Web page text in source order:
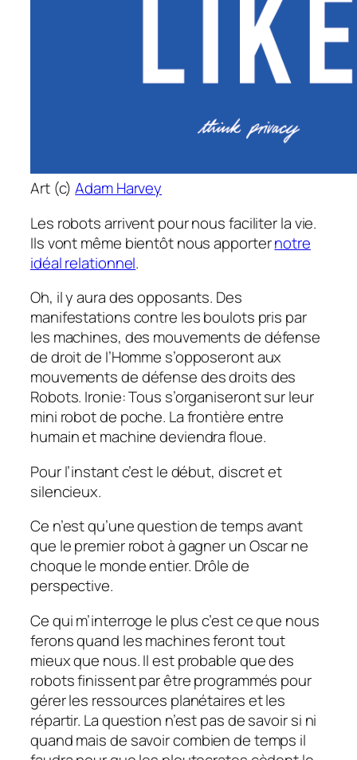
Art (c)Adam Harvey
Les robots arrivent pour nous faciliter la vie.
Ils vont même bientôt nous apporternotre
idéal relationnel.
Oh, il y aura des opposants. Des
manifestations contre les boulots pris par
les machines, des mouvements de défense
de droit de l’Homme s’opposeront aux
mouvements de défense des droits des
Robots. Ironie: Tous s’organiseront sur leur
mini robot de poche. La frontière entre
humain et machine deviendra floue.
Pour l’instant c’est le début, discret et
silencieux.
Ce n’est qu’une question de temps avant
que le premier robot à gagner un Oscar ne
choque le monde entier. Drôle de
perspective.
Ce qui m’interroge le plus c’est ce que nous
ferons quand les machines feront tout
mieux que nous. Il est probable que des
robots finissent par être programmés pour
gérer les ressources planétaires et les
répartir. La question n’est pas de savoirsi ni
quandmais de savoir combien de temps il